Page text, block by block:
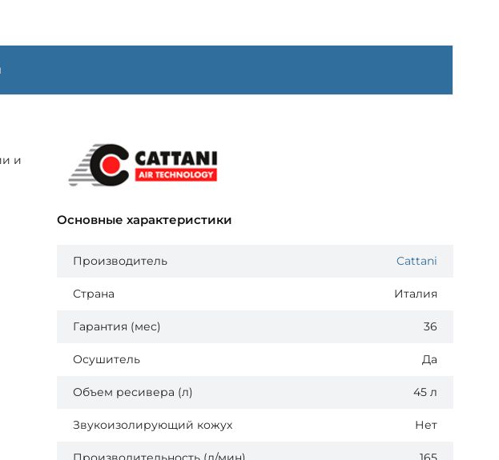
и
Основные характеристики
Производитель Cattani
Страна Италия
Гарантия (мес) 36
Осушитель Да
Объем ресивера (л) 45 л
Звукоизолирующий кожух Нет